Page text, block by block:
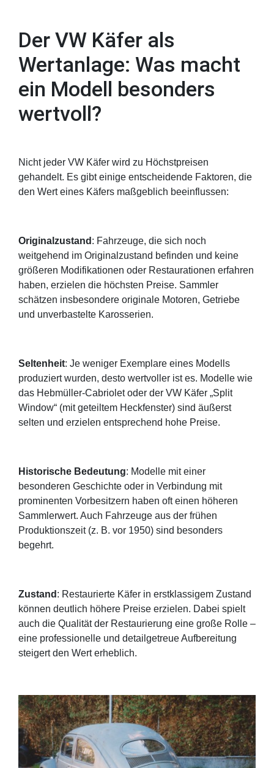
Der VW Käfer als
Wertanlage: Was macht
ein Modell besonders
wertvoll?
Nicht jeder VW Käfer wird zu Höchstpreisen
gehandelt. Es gibt einige entscheidende Faktoren, die
den Wert eines Käfers maßgeblich beeinflussen:
Originalzustand : Fahrzeuge, die sich noch
weitgehend im Originalzustand befinden und keine
größeren Modifikationen oder Restaurationen erfahren
haben, erzielen die höchsten Preise. Sammler
schätzen insbesondere originale Motoren, Getriebe
und unverbastelte Karosserien.
Seltenheit: Je weniger Exemplare eines Modells
produziert wurden, desto wertvoller ist es. Modelle wie
das Hebmüller-Cabriolet oder der VW Käfer „Split
Window“ (mit geteiltem Heckfenster) sind äußerst
selten und erzielen entsprechend hohe Preise.
Historische Bedeutung: Modelle mit einer
besonderen Geschichte oder in Verbindung mit
prominenten Vorbesitzern haben oft einen höheren
Sammlerwert. Auch Fahrzeuge aus der frühen
Produktionszeit (z. B. vor 1950) sind besonders
begehrt.
Zustand : Restaurierte Käfer in erstklassigem Zustand
können deutlich höhere Preise erzielen. Dabei spielt
auch die Qualität der Restaurierung eine große Rolle –
eine professionelle und detailgetreue Aufbereitung
steigert den Wert erheblich.